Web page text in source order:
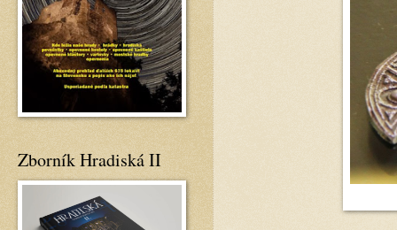
Zborník Hradiská II